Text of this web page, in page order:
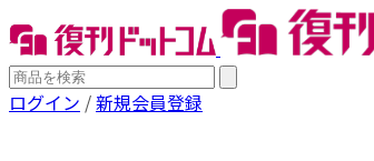
ログイン /新規会員登録